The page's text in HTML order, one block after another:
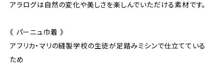
アラログは自然の変化や美しさを楽しんでいただける素材です。
《 パーニュ巾着 》
アフリカ・マリの縫製学校の生徒が足踏みミシンで仕立てている
ため